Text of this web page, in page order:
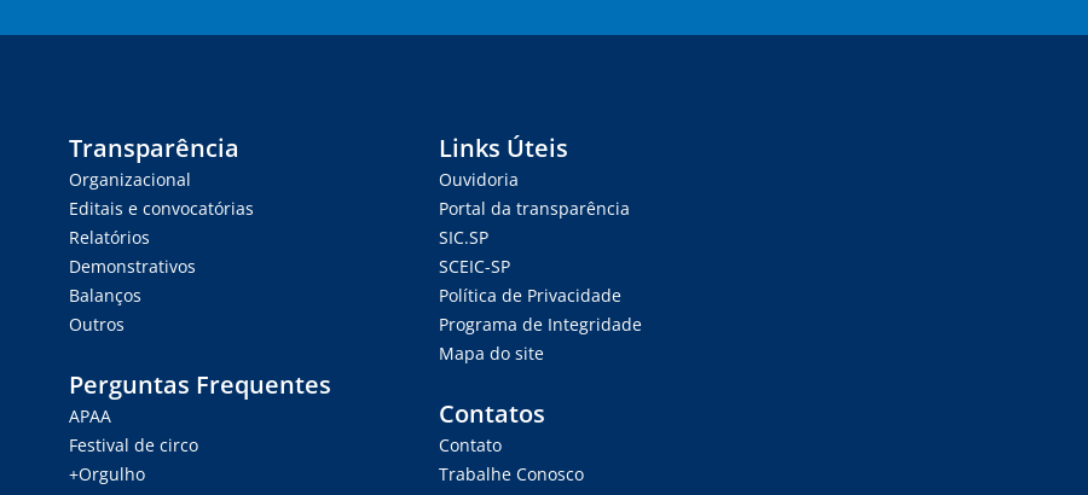
Transparência
Organizacional
Editais e convocatórias
Relatórios
Demonstrativos
Balanços
Outros
Perguntas Frequentes
APAA
Festival de circo
+Orgulho
Links Úteis
Ouvidoria
Portal da transparência
SIC.SP
SCEIC-SP
Política de Privacidade
Programa de Integridade
Mapa do site
Contatos
Contato
Trabalhe Conosco